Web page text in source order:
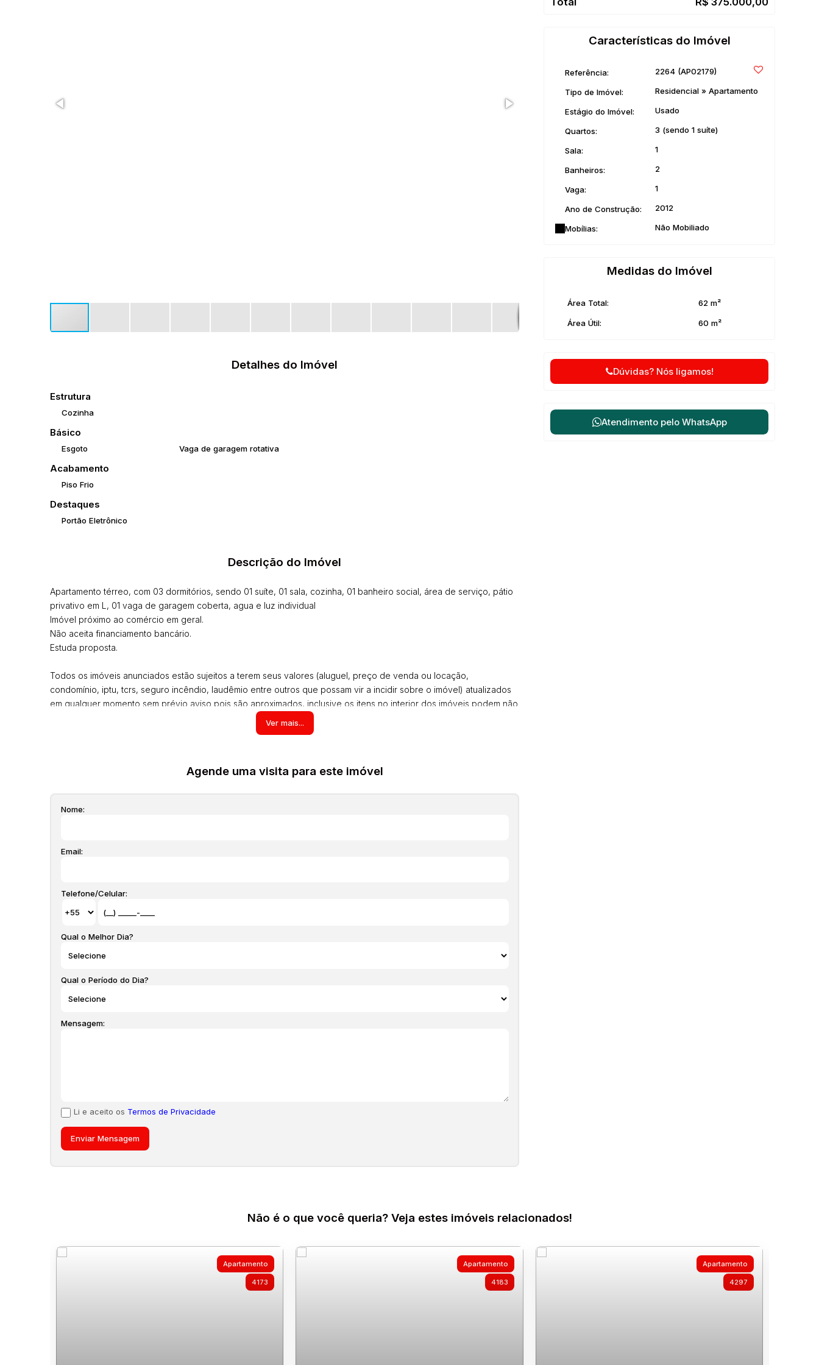
Detalhes do Imóvel
Estrutura
Cozinha
Básico
Esgoto Vaga de garagem rotativa
Acabamento
Piso Frio
Destaques
Portão Eletrônico
Descrição do Imóvel
Apartamento térreo, com 03 dormitórios, sendo 01 suíte, 01 sala, cozinha, 01 banheiro social, área de serviço, pátio
privativo em L, 01 vaga de garagem coberta, agua e luz individual
Imóvel próximo ao comércio em geral.
Não aceita financiamento bancário.
Estuda proposta.
Todos os imóveis anunciados estão sujeitos a terem seus valores (aluguel, preço de venda ou locação,
condomínio, iptu, tcrs, seguro incêndio, laudêmio entre outros que possam vir a incidir sobre o imóvel) atualizados
em qualquer momento sem prévio aviso pois são aproximados, inclusive os itens no interior dos imóveis podem não
estarem mais com alguns moveis que aparecem nas fotos, estas informações são de responsabilidade do
proprietário e poderão ser alteradas a qualquer momento. Solicite o valor atualizado.
Ver mais...
Agende uma visita para este imóvel
Nome:
Email:
Telefone/Celular:
Qual o Melhor Dia?
Qual o Período do Dia?
Mensagem:
Li e aceito os Termos de Privacidade
Características do Imóvel
Referência: 2264 (AP02179)
Tipo de Imóvel: Residencial » Apartamento
Estágio do Imóvel: Usado
Quartos: 3 (sendo 1 suíte)
Sala: 1
Banheiros: 2
Vaga: 1
Ano de Construção: 2012
Mobílias: Não Mobiliado
Medidas do Imóvel
Área Total: 62 m²
Área Útil: 60 m²
Dúvidas? Nós ligamos!
Atendimento pelo WhatsApp
Não é o que você queria? Veja estes imóveis relacionados!
Apartamento
4173
Apartamento
4183
Apartamento
4297